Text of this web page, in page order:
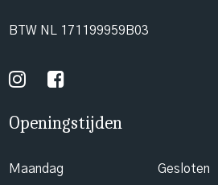
BTW NL 171199959B03
Openingstijden
Maandag
Gesloten